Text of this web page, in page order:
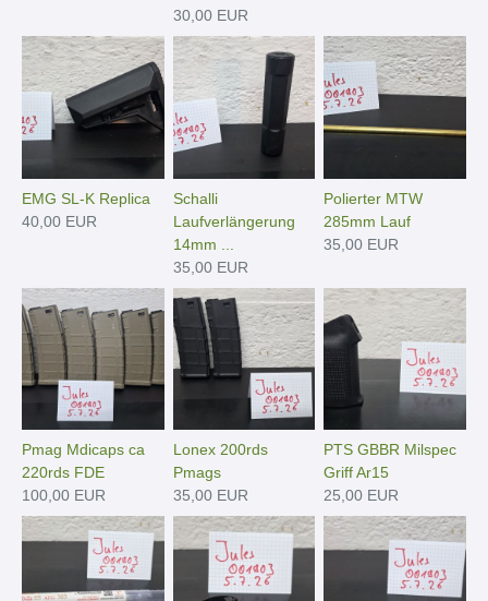
30,00 EUR
EMG SL-K Replica
40,00 EUR
Schalli
Laufverlängerung
14mm ...
35,00 EUR
Polierter MTW
285mm Lauf
35,00 EUR
Pmag Mdicaps ca
220rds FDE
100,00 EUR
Lonex 200rds
Pmags
35,00 EUR
PTS GBBR Milspec
Griff Ar15
25,00 EUR